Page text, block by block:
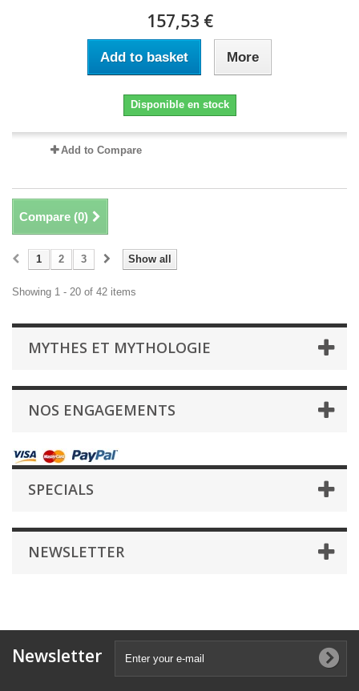
157,53 €
Add to basket More
Disponible en stock
Add to Compare
Compare (0)
Show all
1 2 3
Showing 1 - 20 of 42 items
MYTHES ET MYTHOLOGIE
NOS ENGAGEMENTS
SPECIALS
NEWSLETTER
Newsletter